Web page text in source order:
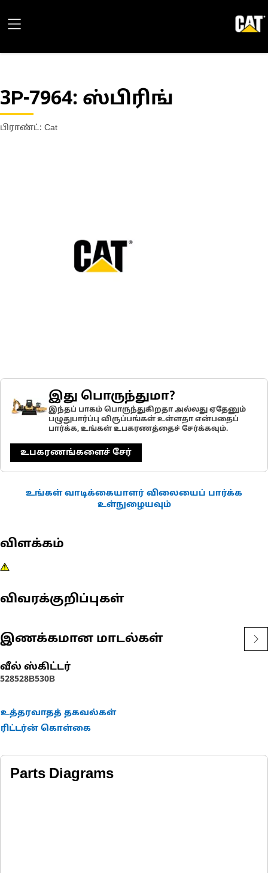
3P-7964: ஸ்பிரிங்
பிராண்ட்: Cat
இது பொருந்துமா?
இந்தப் பாகம் பொருந்துகிறதா அல்லது ஏதேனும்
பழுதுபார்ப்பு விருப்பங்கள் உள்ளதா என்பதைப்
பார்க்க, உங்கள் உபகரணத்தைச் சேர்க்கவும்.
உபகரணங்களைச் சேர்
உங்கள் வாடிக்கையாளர் விலையைப் பார்க்க
உள்நுழையவும்
விளக்கம்
விவரக்குறிப்புகள்
இணக்கமான மாடல்கள்
வீல் ஸ்கிட்டர்
528528B530B
உத்தரவாதத் தகவல்கள்
ரிட்டர்ன் கொள்கை
Parts Diagrams